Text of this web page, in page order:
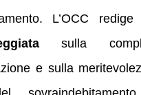
L’OCC
sulla
e sulla